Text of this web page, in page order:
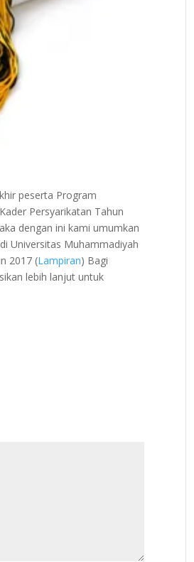
peserta Program
Persyarikatan Tahun
dengan ini kami umumkan
Universitas Muhammadiyah
2017 (Lampiran) Bagi
lebih lanjut untuk